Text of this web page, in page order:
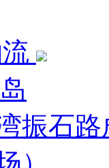
振石